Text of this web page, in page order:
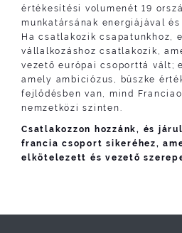
értékesítési volumenét 19
munkatársának energiájával
Ha csatlakozik csapatunkhoz,
vállalkozáshoz csatlakozik,
vezető európai csoporttá vált;
amely ambiciózus, büszke
fejlődésben van, mind
nemzetközi szinten.
Csatlakozzon hozzánk, és
francia csoport sikeréhez,
elkötelezett és vezető